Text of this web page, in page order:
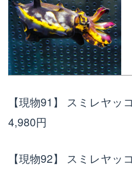
【現物91】 スミレヤッ
4,980円
【現物92】 スミレヤッ